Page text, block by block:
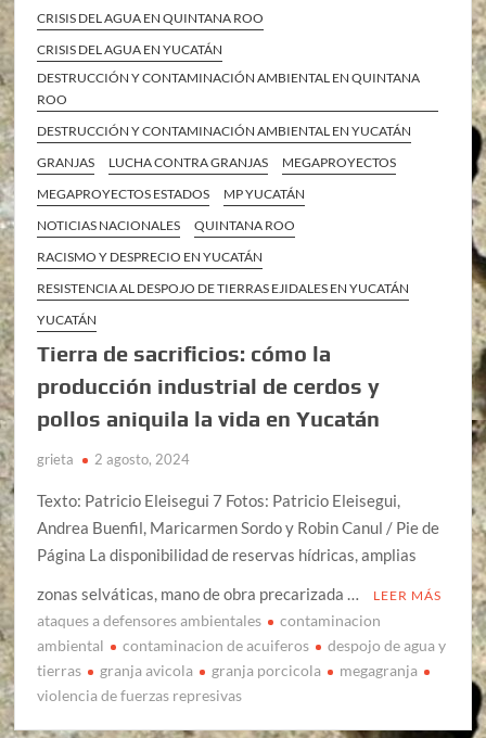
CRISIS DEL AGUA EN QUINTANA ROO
CRISIS DEL AGUA EN YUCATÁN
DESTRUCCIÓN Y CONTAMINACIÓN AMBIENTAL EN QUINTANA
ROO
DESTRUCCIÓN Y CONTAMINACIÓN AMBIENTAL EN YUCATÁN
GRANJAS
LUCHA CONTRA GRANJAS
MEGAPROYECTOS
MEGAPROYECTOS ESTADOS
MP YUCATÁN
NOTICIAS NACIONALES
QUINTANA ROO
RACISMO Y DESPRECIO EN YUCATÁN
RESISTENCIA AL DESPOJO DE TIERRAS EJIDALES EN YUCATÁN
YUCATÁN
Tierra de sacrificios: cómo la
producción industrial de cerdos y
pollos aniquila la vida en Yucatán
grieta 2 agosto, 2024
Texto: Patricio Eleisegui 7 Fotos: Patricio Eleisegui,
Andrea Buenfil, Maricarmen Sordo y Robin Canul / Pie de
Página La disponibilidad de reservas hídricas, amplias
zonas selváticas, mano de obra precarizada …
LEER MÁS
ataques a defensores ambientales
contaminacion
ambiental
contaminacion de acuiferos
despojo de agua y
tierras
granja avicola granja porcicola
megagranja
violencia de fuerzas represivas